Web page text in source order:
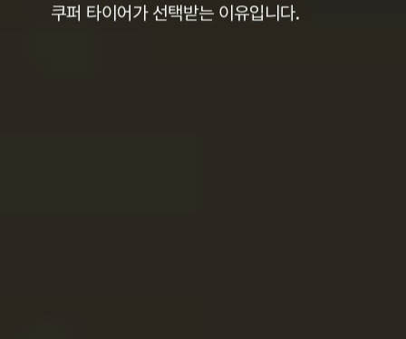
쿠퍼 타이어가 선택받는 이유입니다.